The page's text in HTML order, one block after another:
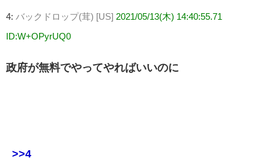
4: バックドロップ(茸) [US] 2021/05/13(木) 14:40:55.71
ID:W+OPyrUQ0
政府が無料でやってやればいいのに
>>4